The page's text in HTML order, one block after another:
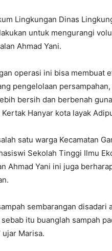
Lingkungan Dinas
untuk mengurangi
Ahmad Yani.
operasi ini bisa membuat
pengelolaan
bersih dan berbenah
Hanyar kota layak
satu warga Kecamatan
Sekolah Tinggi Ilmu
Ahmad Yani ini juga
sembarangan
itu buanglah sampah
ujar Marisa.